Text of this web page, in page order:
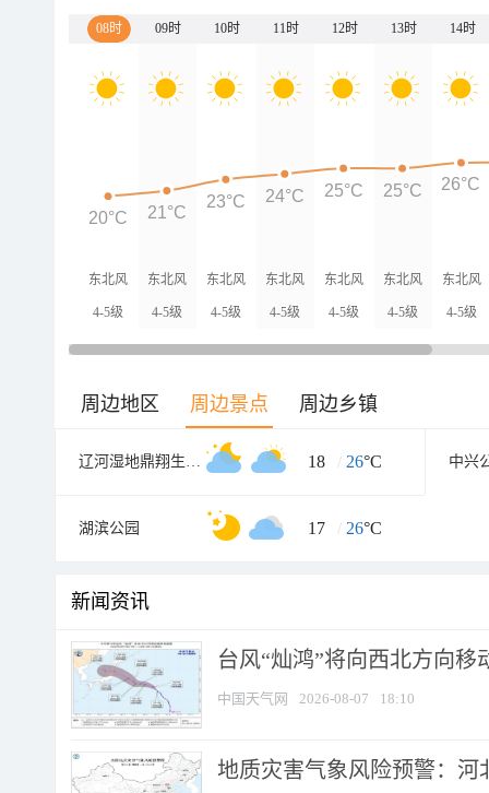
08时 09时 10时 11时 12时 13时 14时
东北风
4-5级
东北风
4-5级
东北风
4-5级
东北风
4-5级
东北风
4-5级
东北风
4-5级
东北风
4-5级
20°C 21°C
23°C 24°C 25°C 25°C 26°C
周边地区 周边景点 周边乡镇
辽河湿地鼎翔生态农业观光园 18 / 26°C 中兴
湖滨公园 17 / 26°C
新闻资讯
台风“灿鸿”将向西北方向移
中国天气网 2026-08-07 18:10
地质灾害气象风险预警：河